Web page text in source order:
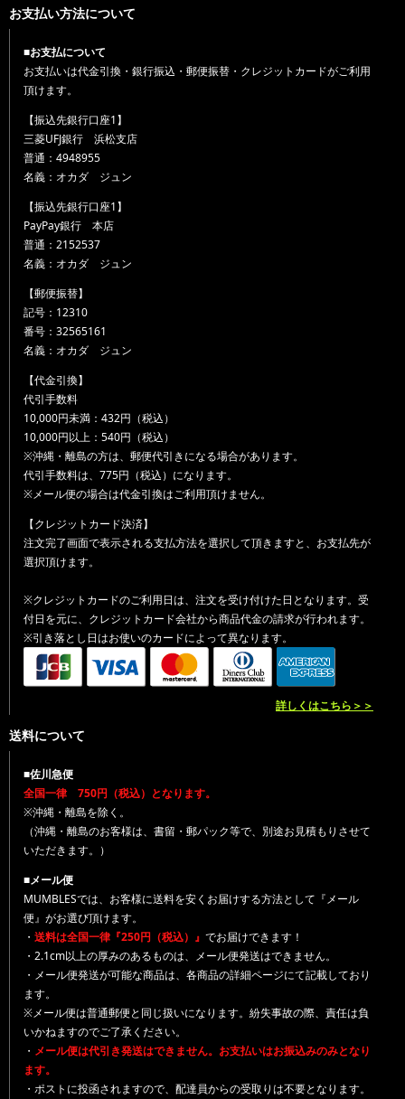
お支払い方法について
■お支払について
お支払いは代金引換・銀行振込・郵便振替・クレジットカードがご利用
頂けます。
【振込先銀行口座1】
三菱UFJ銀行 浜松支店
普通：4948955
名義：オカダ ジュン
【振込先銀行口座1】
PayPay銀行 本店
普通：2152537
名義：オカダ ジュン
【郵便振替】
記号：12310
番号：32565161
名義：オカダ ジュン
【代金引換】
代引手数料
10,000円未満：432円（税込）
10,000円以上：540円（税込）
※沖縄・離島の方は、郵便代引きになる場合があります。
代引手数料は、775円（税込）になります。
※メール便の場合は代金引換はご利用頂けません。
【クレジットカード決済】
注文完了画面で表示される支払方法を選択して頂きますと、お支払先が
選択頂けます。
※クレジットカードのご利用日は、注文を受け付けた日となります。受
付日を元に、クレジットカード会社から商品代金の請求が行われます。
※引き落とし日はお使いのカードによって異なります。
詳しくはこちら＞＞
送料について
■佐川急便
全国一律 750円（税込）となります。
※沖縄・離島を除く。
（沖縄・離島のお客様は、書留・郵パック等で、別途お見積もりさせて
いただきます。）
■メール便
MUMBLESでは、お客様に送料を安くお届けする方法として『メール
便』がお選び頂けます。
・ 送料は全国一律『250円（税込）』 でお届けできます！
・2.1cm以上の厚みのあるものは、メール便発送はできません。
・メール便発送が可能な商品は、各商品の詳細ページにて記載しており
ます。
※メール便は普通郵便と同じ扱いになります。紛失事故の際、責任は負
いかねますのでご了承ください。
・ メール便は代引き発送はできません。お支払いはお振込みのみとなり
ます。
・ポストに投函されますので、配達員からの受取りは不要となります。